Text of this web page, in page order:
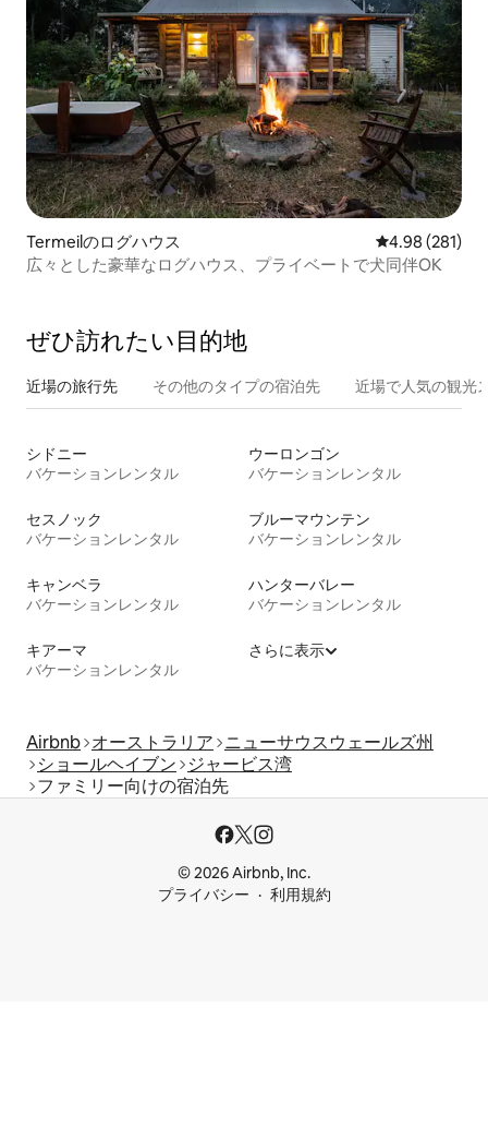
Termeilのログハウス レビュー281
4.98 (281)
広々とした豪華なログハウス、プライベートで犬同伴OK
ぜひ訪⁠れ⁠た⁠い目⁠的⁠地
近場の旅行先 その他のタ⁠イ⁠プ⁠の宿⁠泊⁠先 近場で人気の観光
シドニー
バケーションレンタル
ウーロンゴン
バケーションレンタル
セスノック
バケーションレンタル
ブルーマウンテン
バケーションレンタル
キャンベラ
バケーションレンタル
ハンターバレー
バケーションレンタル
キアーマ
バケーションレンタル
さらに表示
Airbnb オーストラリア ニューサウスウェールズ州
ショールヘイブン
ジャービス湾
ファミリー向けの宿泊先
© 2026 Airbnb, Inc.
プライバシー
利用規約